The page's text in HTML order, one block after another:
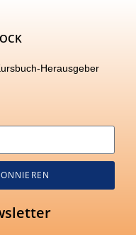
Herausgeber